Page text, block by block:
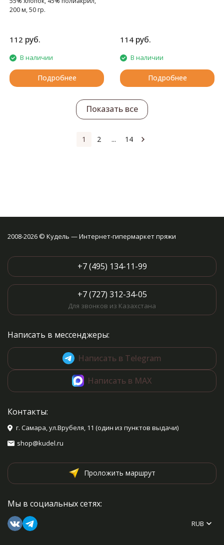
200 м, 50 гр.
112 руб.
В наличии
Подробнее
114 руб.
В наличии
Подробнее
Показать все
1 2 ... 14
2008-2026 © Кудель — Интернет-гипермаркет пряжи
+7 (495) 134-11-99
+7 (727) 312-34-05
Для звонков из Казахстана
Написать в мессенджеры:
Написать в Telegram
Написать в MAX
Контакты:
г. Самара, ул.Врубеля, 11 (один из пунктов выдачи)
shop@kudel.ru
Проложить маршрут
Мы в социальных сетях:
RUB